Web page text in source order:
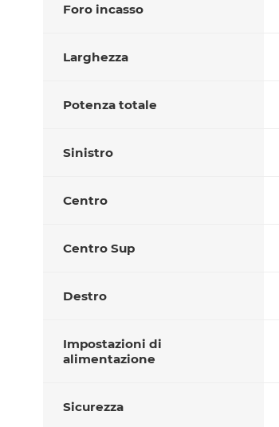
Foro incasso
Larghezza
Potenza totale
Sinistro
Centro
Centro Sup
Destro
Impostazioni di
alimentazione
Sicurezza